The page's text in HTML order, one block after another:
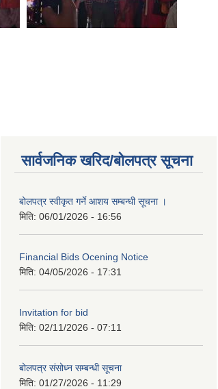
सार्वजनिक खरिद/बोलपत्र सूचना
बोलपत्र स्वीकृत गर्ने आशय सम्बन्धी सूचना ।
मिति: 06/01/2026 - 16:56
Financial Bids Ocening Notice
मिति: 04/05/2026 - 17:31
Invitation for bid
मिति: 02/11/2026 - 07:11
बोलपत्र संसोध्न सम्बन्धी सूचना
मिति: 01/27/2026 - 11:29